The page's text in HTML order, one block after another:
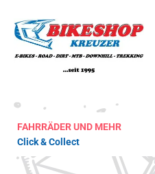
Inhalt
springen
FAHRRÄDER UND MEHR
Click & Collect